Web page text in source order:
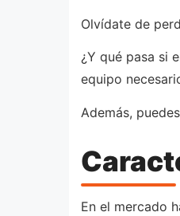
Olvídate de
¿Y qué pasa si
equipo
Además,
En el mercado